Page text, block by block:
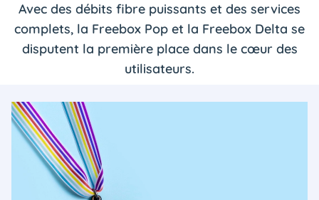
Avec des débits fibre puissants et des services
complets, la Freebox Pop et la Freebox Delta se
disputent la première place dans le cœur des
utilisateurs.